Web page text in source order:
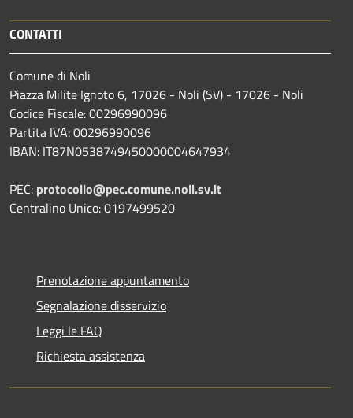
CONTATTI
Comune di Noli
Piazza Milite Ignoto 6, 17026 - Noli (SV) - 17026 - Noli
Codice Fiscale: 00296990096
Partita IVA: 00296990096
IBAN: IT87N0538749450000004647934
PEC: protocollo@pec.comune.noli.sv.it
Centralino Unico: 0197499520
Prenotazione appuntamento
Segnalazione disservizio
Leggi le FAQ
Richiesta assistenza